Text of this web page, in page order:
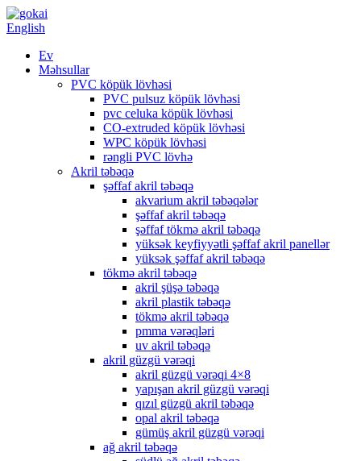
English
Ev
Məhsullar
PVC köpük lövhəsi
PVC pulsuz köpük lövhəsi
pvc celuka köpük lövhəsi
CO-extruded köpük lövhəsi
WPC köpük lövhəsi
rəngli PVC lövhə
Akril təbəqə
şəffaf akril təbəqə
akvarium akril təbəqələr
şəffaf akril təbəqə
şəffaf tökmə akril təbəqə
yüksək keyfiyyətli şəffaf akril panellər
yüksək şəffaf akril təbəqə
tökmə akril təbəqə
akril şüşə təbəqə
akril plastik təbəqə
tökmə akril təbəqə
pmma vərəqləri
uv akril təbəqə
akril güzgü vərəqi
akril güzgü vərəqi 4×8
yapışan akril güzgü vərəqi
qızıl güzgü akril təbəqə
opal akril təbəqə
gümüş akril güzgü vərəqi
ağ akril təbəqə